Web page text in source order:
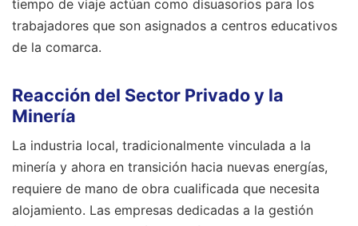
tiempo de viaje actúan como disuasorios para los
trabajadores que son asignados a centros educativos
de la comarca.
Reacción del Sector Privado y la
Minería
La industria local, tradicionalmente vinculada a la
minería y ahora en transición hacia nuevas energías,
requiere de mano de obra cualificada que necesita
alojamiento. Las empresas dedicadas a la gestión